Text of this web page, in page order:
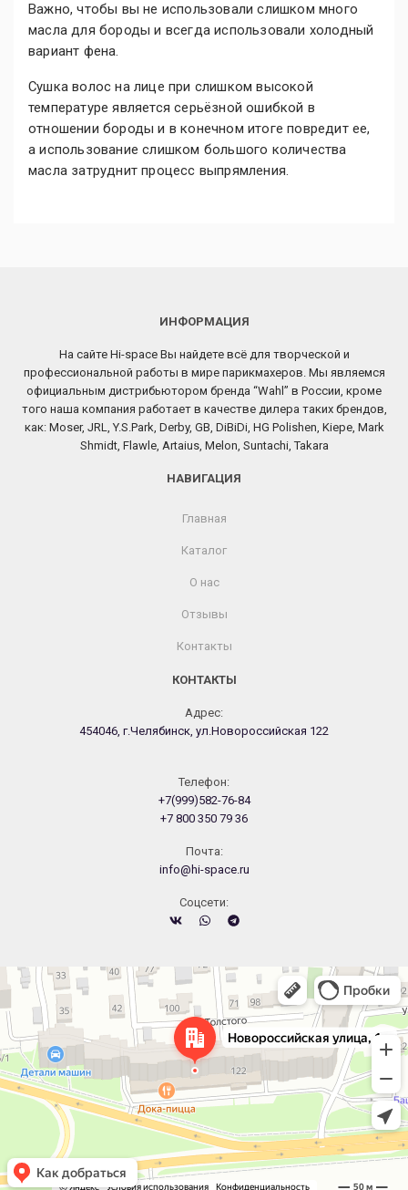
Важно, чтобы вы не использовали слишком много
масла для бороды и всегда использовали холодный
вариант фена.
Сушка волос на лице при слишком высокой
температуре является серьёзной ошибкой в
отношении бороды и в конечном итоге повредит ее,
а использование слишком большого количества
масла затруднит процесс выпрямления.
ИНФОРМАЦИЯ
На сайте Hi-space Вы найдете всё для творческой и
профессиональной работы в мире парикмахеров. Мы являемся
официальным дистрибьютором бренда “Wahl” в России, кроме
того наша компания работает в качестве дилера таких брендов,
как: Moser, JRL, Y.S.Park, Derby, GB, DiBiDi, HG Polishen, Kiepe, Mark
Shmidt, Flawle, Artaius, Melon, Suntachi, Takara
НАВИГАЦИЯ
Главная
Каталог
О нас
Отзывы
Контакты
КОНТАКТЫ
Адрес:
454046, г.Челябинск, ул.Новороссийская 122
Телефон:
+7(999)582-76-84
+7 800 350 79 36
Почта:
info@hi-space.ru
Cоцсети:
Челябинск
Новороссийская улица, 122 — Яндекс.Карты